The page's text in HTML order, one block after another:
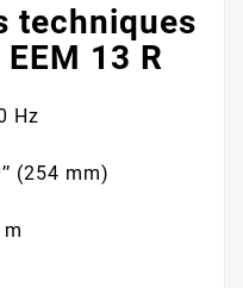
techniques
13 R
Hz
(254 mm)